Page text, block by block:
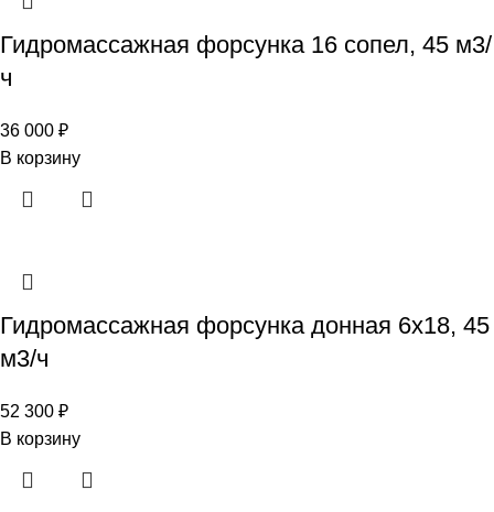
Гидромассажная форсунка 16 сопел, 45 м3/
ч
36 000 ₽
В корзину
Гидромассажная форсунка донная 6х18, 45
м3/ч
52 300 ₽
В корзину